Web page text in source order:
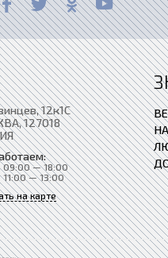
12к1С
, 127018
09:00 — 18:00
11:00 — 13:00
на карте